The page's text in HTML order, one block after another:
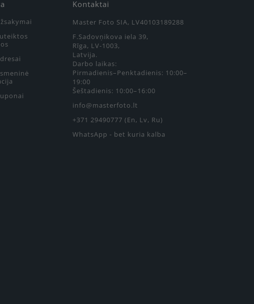
Kontaktai
Master Foto SIA, LV40103189288
F.Sadovņikova iela 39,
Rīga, LV-1003,
Latvija.
Darbo laikas:
Pirmadienis–Penktadienis: 10:00–
19:00
Šeštadienis: 10:00–16:00
info@masterfoto.lt
+371 29490777 (En, Lv, Ru)
WhatsApp - bet kuria kalba